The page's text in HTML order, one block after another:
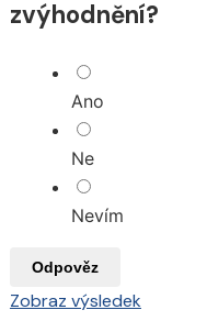
zvýhodnění?
Ano
Ne
Nevím
Odpověz
Zobraz výsledek